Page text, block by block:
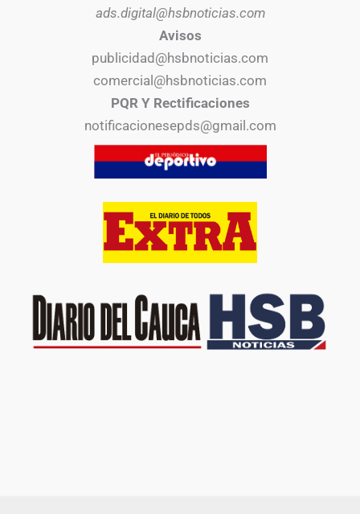
ads.digital@hsbnoticias.com
Avisos
publicidad@hsbnoticias.com
comercial@hsbnoticias.com
PQR Y Rectificaciones
notificacionesepds@gmail.com